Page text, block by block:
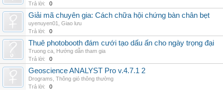
Trả lời:
0
Giải mã chuyên gia: Cách chữa hội chứng bàn chân bẹt
uyenuyen01
Giao lưu
Trả lời:
0
Thuê photobooth đám cưới tạo dấu ấn cho ngày trọng đại
Truong ca Hướng dẫn tham gia
Trả lời:
0
Geoscience ANALYST Pro v.4.7.1 2
Drograms Thông gió thông thường
Trả lời:
0